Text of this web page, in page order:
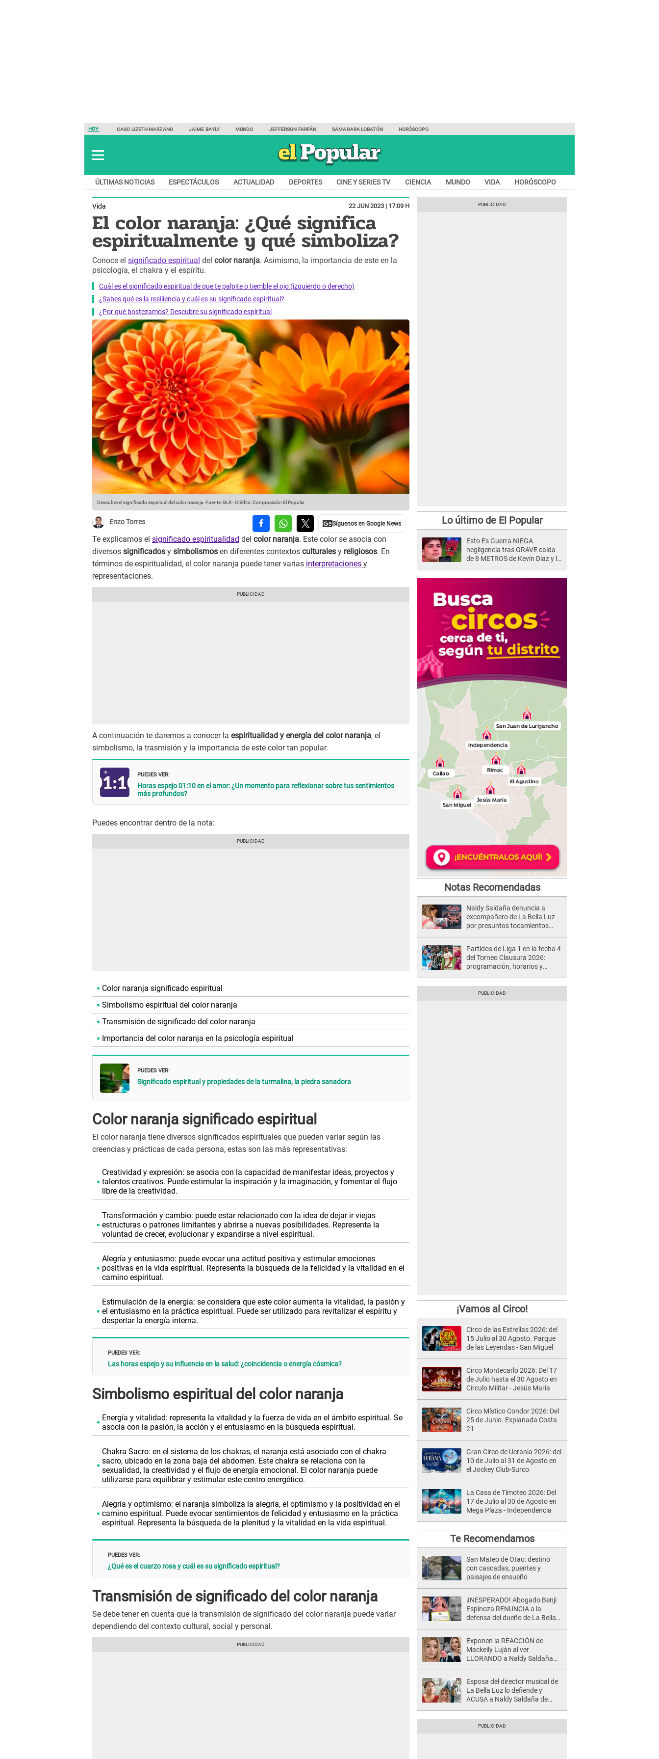
HOY: CASO LIZETH MARZANO JAIME BAYLY MUNDO JEFFERSON FARFÁN SAMAHARA LOBATÓN HORÓSCOPO
ÚLTIMAS NOTICIAS ESPECTÁCULOS ACTUALIDAD DEPORTES CINE Y SERIES TV CIENCIA MUNDO VIDA HORÓSCOPO
Vida 22 JUN 2023 | 17:09 H
El color naranja: ¿Qué significa
espiritualmente y qué simboliza?
Conoce el significado espiritual del color naranja. Asimismo, la importancia de este en la
psicología, el chakra y el espíritu.
Cuál es el significado espiritual de que te palpite o tiemble el ojo (izquierdo o derecho)
¿Sabes qué es la resiliencia y cuál es su significado espiritual?
¿Por qué bostezamos? Descubre su significado espiritual
Descubre el significado espiritual del color naranja. Fuente: GLR-Crédito: Composición El Popular
Enzo Torres
Te explicamos el significado espiritualidad del color naranja. Este color se asocia con
diversos significados y simbolismos en diferentes contextos culturales y religiosos. En
términos de espiritualidad, el color naranja puede tener varias interpretaciones y
representaciones.
A continuación te daremos a conocer la espiritualidad y energía del color naranja, el
simbolismo, la trasmisión y la importancia de este color tan popular.
PUEDES VER:
Horas espejo 01:10 en el amor: ¿Un momento para reflexionar sobre tus sentimientos
más profundos?
Puedes encontrar dentro de la nota:
Color naranja significado espiritual
Simbolismo espiritual del color naranja
Transmisión de significado del color naranja
Importancia del color naranja en la psicología espiritual
PUEDES VER:
Significado espiritual y propiedades de la turmalina, la piedra sanadora
Color naranja significado espiritual
El color naranja tiene diversos significados espirituales que pueden variar según las
creencias y prácticas de cada persona, estas son las más representativas:
Creatividad y expresión: se asocia con la capacidad de manifestar ideas, proyectos y
talentos creativos. Puede estimular la inspiración y la imaginación, y fomentar el flujo
libre de la creatividad.
Transformación y cambio: puede estar relacionado con la idea de dejar ir viejas
estructuras o patrones limitantes y abrirse a nuevas posibilidades. Representa la
voluntad de crecer, evolucionar y expandirse a nivel espiritual.
Alegría y entusiasmo: puede evocar una actitud positiva y estimular emociones
positivas en la vida espiritual. Representa la búsqueda de la felicidad y la vitalidad en el
camino espiritual.
Estimulación de la energía: se considera que este color aumenta la vitalidad, la pasión y
el entusiasmo en la práctica espiritual. Puede ser utilizado para revitalizar el espíritu y
despertar la energía interna.
PUEDES VER:
Las horas espejo y su influencia en la salud: ¿coincidencia o energía cósmica?
Simbolismo espiritual del color naranja
Energía y vitalidad: representa la vitalidad y la fuerza de vida en el ámbito espiritual. Se
asocia con la pasión, la acción y el entusiasmo en la búsqueda espiritual.
Chakra Sacro: en el sistema de los chakras, el naranja está asociado con el chakra
sacro, ubicado en la zona baja del abdomen. Este chakra se relaciona con la
sexualidad, la creatividad y el flujo de energía emocional. El color naranja puede
utilizarse para equilibrar y estimular este centro energético.
Alegría y optimismo: el naranja simboliza la alegría, el optimismo y la positividad en el
camino espiritual. Puede evocar sentimientos de felicidad y entusiasmo en la práctica
espiritual. Representa la búsqueda de la plenitud y la vitalidad en la vida espiritual.
PUEDES VER:
¿Qué es el cuarzo rosa y cuál es su significado espiritual?
Transmisión de significado del color naranja
Se debe tener en cuenta que la transmisión de significado del color naranja puede variar
dependiendo del contexto cultural, social y personal.
Lo último de El Popular
Esto Es Guerra NIEGA
negligencia tras GRAVE caída
de 8 METROS de Kevin Díaz y lo
Notas Recomendadas
Naldy Saldaña denuncia a
excompañero de La Bella Luz
por presuntos tocamientos
Partidos de Liga 1 en la fecha 4
del Torneo Clausura 2026:
programación, horarios y
¡Vamos al Circo!
Circo de las Estrellas 2026: del
15 Julio al 30 Agosto. Parque
de las Leyendas - San Miguel
Circo Montecarlo 2026: Del 17
de Julio hasta el 30 Agosto en
Círculo Militar - Jesús María
Circo Místico Condor 2026: Del
25 de Junio. Explanada Costa
21
Gran Circo de Ucrania 2026: del
10 de Julio al 31 de Agosto en
el Jockey Club-Surco
La Casa de Timoteo 2026: Del
17 de Julio al 30 de Agosto en
Mega Plaza - Independencia
Te Recomendamos
San Mateo de Otao: destino
con cascadas, puentes y
paisajes de ensueño
¡INESPERADO! Abogado Benji
Espinoza RENUNCIA a la
defensa del dueño de La Bella
audio: "Nada que defender"
Exponen la REACCIÓN de
Mackeily Luján al ver
LLORANDO a Naldy Saldaña
Esposa del director musical de
La Bella Luz lo defiende y
ACUSA a Naldy Saldaña de